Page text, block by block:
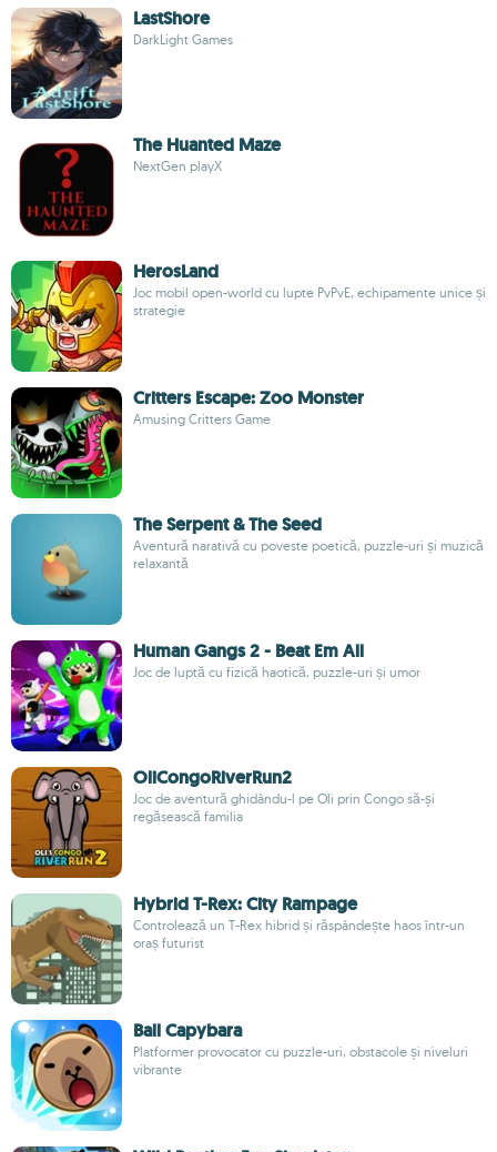
LastShore
DarkLight Games
The Huanted Maze
NextGen playX
HerosLand
Joc mobil open-world cu lupte PvPvE, echipamente unice și
strategie
Critters Escape: Zoo Monster
Amusing Critters Game
The Serpent & The Seed
Aventură narativă cu poveste poetică, puzzle-uri și muzică
relaxantă
Human Gangs 2 - Beat Em All
Joc de luptă cu fizică haotică, puzzle-uri și umor
OliCongoRiverRun2
Joc de aventură ghidându-l pe Oli prin Congo să-și
regăsească familia
Hybrid T-Rex: City Rampage
Controlează un T-Rex hibrid și răspândește haos într-un
oraș futurist
Ball Capybara
Platformer provocator cu puzzle-uri, obstacole și niveluri
vibrante